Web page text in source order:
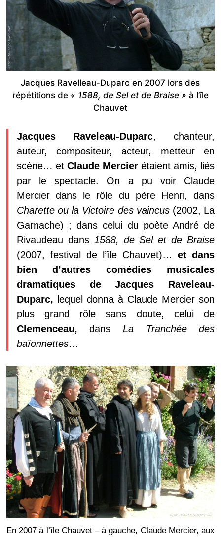
Jacques Ravelleau-Duparc en 2007 lors des
répétitions de « 1588, de Sel et de Braise » à l’île
Chauvet
Jacques Raveleau-Duparc, chanteur,
auteur, compositeur, acteur, metteur en
scène… et Claude Mercier étaient amis, liés
par le spectacle. On a pu voir Claude
Mercier dans le rôle du père Henri, dans
Charette ou la Victoire des vaincus(2002, La
Garnache) ; dans celui du poète André de
Rivaudeau dans 1588, de Sel et de Braise
(2007, festival de l’île Chauvet)…et dans
bien d’autres comédies musicales
dramatiques de Jacques Raveleau-
Duparc, lequel donna à Claude Mercier son
plus grand rôle sans doute, celui de
Clemenceau, dans La Tranchée des
baïonnettes…
En 2007 à l’île Chauvet – à gauche, Claude Mercier, aux